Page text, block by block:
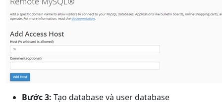
Bước 3: Tạo database và user database